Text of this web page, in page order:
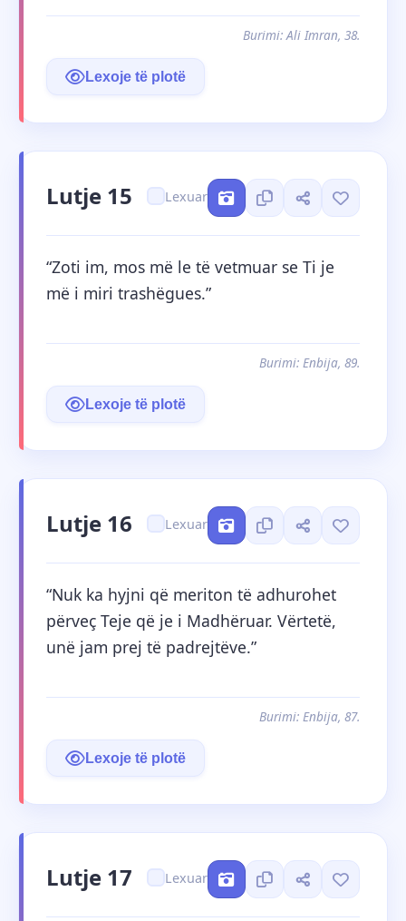
Burimi: Ali Imran, 38.
Lexoje të plotë
Lutje 15 Lexuar
“Zoti im, mos më le të vetmuar se Ti je
më i miri trashëgues.”
Burimi: Enbija, 89.
Lexoje të plotë
Lutje 16 Lexuar
“Nuk ka hyjni që meriton të adhurohet
përveç Teje që je i Madhëruar. Vërtetë,
unë jam prej të padrejtëve.”
Burimi: Enbija, 87.
Lexoje të plotë
Lutje 17 Lexuar